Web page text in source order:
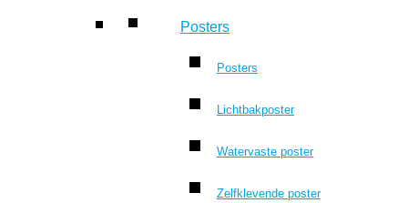
Posters
Posters
Lichtbakposter
Watervaste poster
Zelfklevende poster